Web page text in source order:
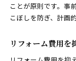
ことが原則です。事
こぼしを防ぎ、計画
リフォーム費用